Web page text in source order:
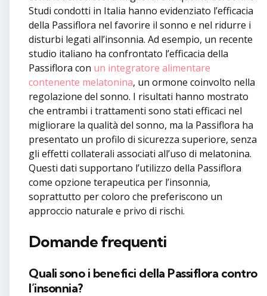
Studi condotti in Italia hanno evidenziato l’efficacia
della Passiflora nel favorire il sonno e nel ridurre i
disturbi legati all’insonnia. Ad esempio, un recente
studio italiano ha confrontato l’efficacia della
Passiflora con un integratore alimentare
contenente melatonina, un ormone coinvolto nella
regolazione del sonno. I risultati hanno mostrato
che entrambi i trattamenti sono stati efficaci nel
migliorare la qualità del sonno, ma la Passiflora ha
presentato un profilo di sicurezza superiore, senza
gli effetti collaterali associati all’uso di melatonina.
Questi dati supportano l’utilizzo della Passiflora
come opzione terapeutica per l’insonnia,
soprattutto per coloro che preferiscono un
approccio naturale e privo di rischi.
Domande frequenti
Quali sono i benefici della Passiflora contro
l’insonnia?